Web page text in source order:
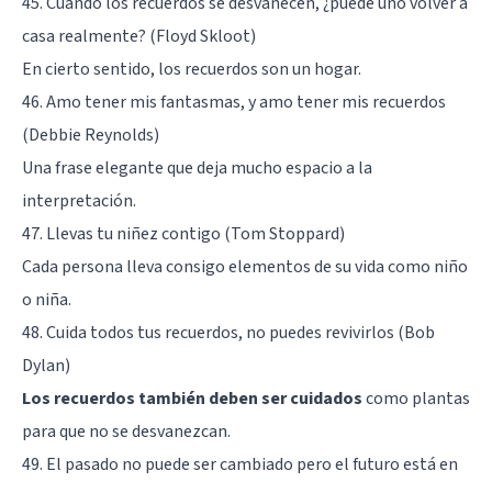
casa realmente? (Floyd Skloot)
En cierto sentido, los recuerdos son un hogar.
46. Amo tener mis fantasmas, y amo tener mis recuerdos
(Debbie Reynolds)
Una frase elegante que deja mucho espacio a la
interpretación.
47. Llevas tu niñez contigo (Tom Stoppard)
Cada persona lleva consigo elementos de su vida como niño
o niña.
48. Cuida todos tus recuerdos, no puedes revivirlos (Bob
Dylan)
Los recuerdos también deben ser cuidadoscomo plantas
para que no se desvanezcan.
49. El pasado no puede ser cambiado pero el futuro está en